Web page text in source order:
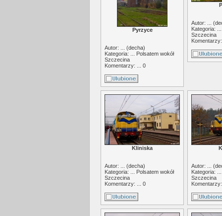
Pyrzyce
Autor: ... (decha)
Kategoria: ... Polsatem wokół
Szczecina
Komentarzy: ... 0
Autor: ... (
Kategoria:
Szczecina
Kliniska
Autor: ... (decha)
Kategoria: ... Polsatem wokół
Szczecina
Komentarzy: ... 0
Autor: ... (
Kategoria:
Szczecina